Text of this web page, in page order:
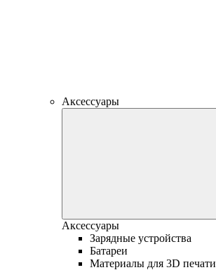
Аксессуары
Аксессуары
Зарядные устройства
Батареи
Материалы для 3D печати